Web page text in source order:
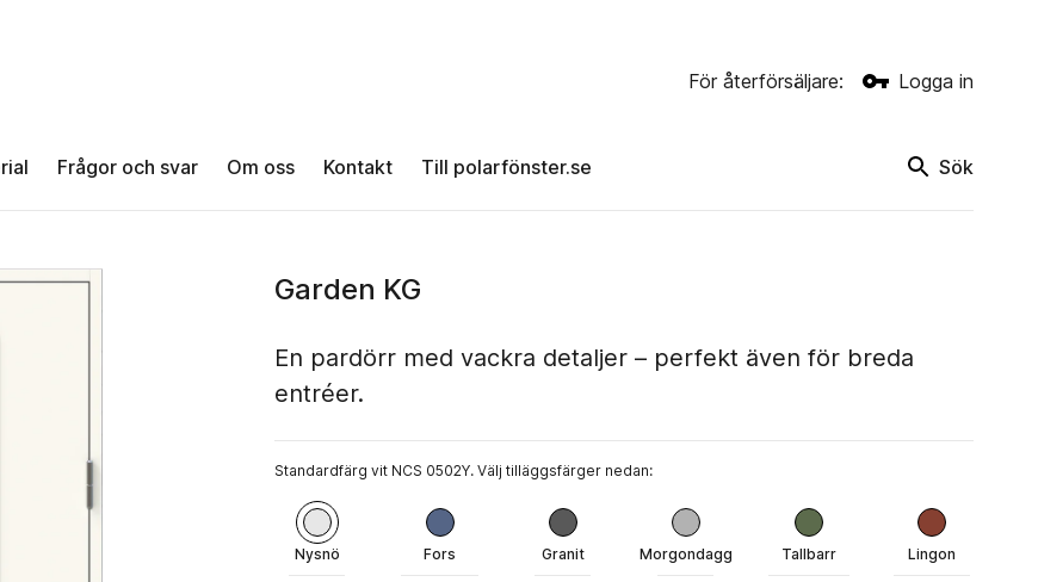
För återförsäljare: Logga in
Frågor och svar Om oss Kontakt Till polarfönster.se Sök
Garden KG
En pardörr med vackra detaljer – perfekt även för breda
entréer.
Standardfärg vit NCS 0502Y. Välj tilläggsfärger nedan:
Nysnö Fors Granit Morgondagg Tallbarr Lingon